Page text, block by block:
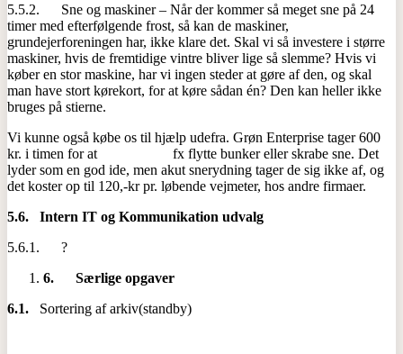
5.5.2. Sne og maskiner – Når der kommer så meget sne på 24
timer med efterfølgende frost, så kan de maskiner,
grundejerforeningen har, ikke klare det. Skal vi så investere i større
maskiner, hvis de fremtidige vintre bliver lige så slemme? Hvis vi
køber en stor maskine, har vi ingen steder at gøre af den, og skal
man have stort kørekort, for at køre sådan én? Den kan heller ikke
bruges på stierne.
Vi kunne også købe os til hjælp udefra. Grøn Enterprise tager 600
kr. i timen for at fx flytte bunker eller skrabe sne. Det
lyder som en god ide, men akut snerydning tager de sig ikke af, og
det koster op til 120,-kr pr. løbende vejmeter, hos andre firmaer.
5.6. Intern IT og Kommunikation udvalg
5.6.1. ?
6. Særlige opgaver
6.1. Sortering af arkiv(standby)